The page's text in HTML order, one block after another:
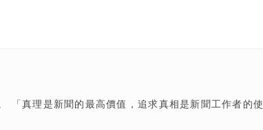
「真理是新聞的最高價值，追求真相是新聞工作者的使